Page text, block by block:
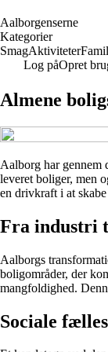
Aalborgenserne
Kategorier
SmagAktiviteter
Log påOpret
Almene
Aalborg har gennem
leveret boliger, men
en drivkraft i at
Fra industri
Aalborgs
boligområder, der
mangfoldighed.
Sociale